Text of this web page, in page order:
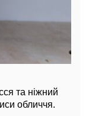
та ніжний
обличчя.